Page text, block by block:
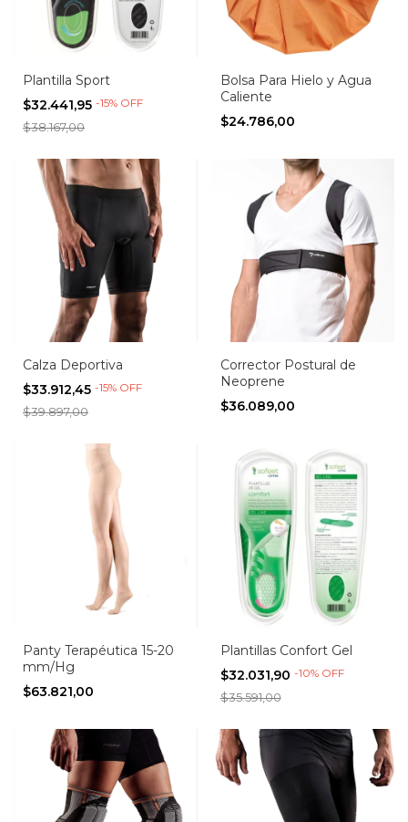
Plantilla Sport
$32.441,95 -15% OFF
$38.167,00
Bolsa Para Hielo y Agua
Caliente
$24.786,00
Calza Deportiva
$33.912,45 -15% OFF
$39.897,00
Corrector Postural de
Neoprene
$36.089,00
Panty Terapéutica 15-20
mm/Hg
$63.821,00
Plantillas Confort Gel
$32.031,90 -10% OFF
$35.591,00